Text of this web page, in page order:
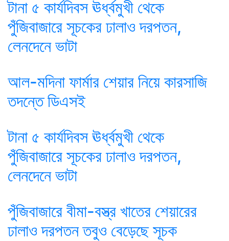
টানা ৫ কার্যদিবস ঊর্ধ্বমুখী থেকে
পুঁজিবাজারে সূচকের ঢালাও দরপতন,
লেনদেনে ভাটা
আল-মদিনা ফার্মার শেয়ার নিয়ে কারসাজি
তদন্তে ডিএসই
টানা ৫ কার্যদিবস ঊর্ধ্বমুখী থেকে
পুঁজিবাজারে সূচকের ঢালাও দরপতন,
লেনদেনে ভাটা
পুঁজিবাজারে বীমা-বস্ত্র খাতের শেয়ারের
ঢালাও দরপতন তবুও বেড়েছে সূচক